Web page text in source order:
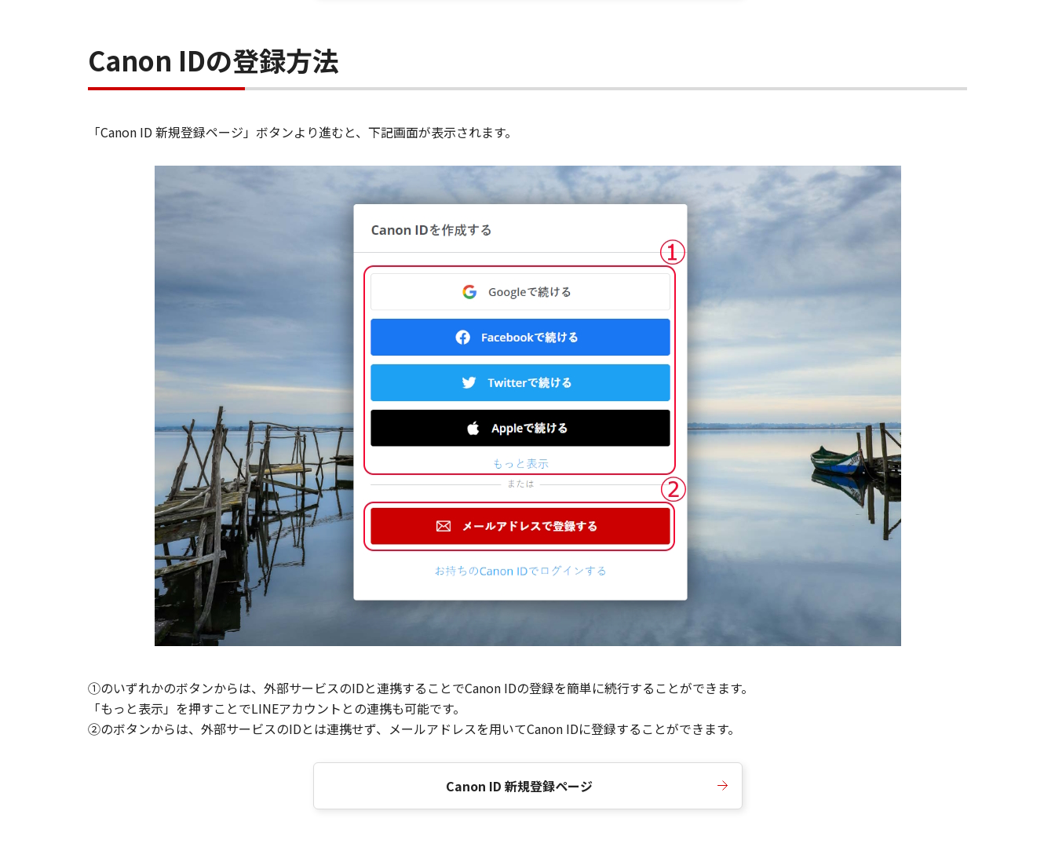
Canon IDの登録方法
「Canon ID 新規登録ページ」ボタンより進むと、下記画面が表示されます。
①のいずれかのボタンからは、外部サービスのIDと連携することでCanon IDの登録を簡単に続行することができます。
「もっと表示」を押すことでLINEアカウントとの連携も可能です。
②のボタンからは、外部サービスのIDとは連携せず、メールアドレスを用いてCanon IDに登録することができます。
Canon ID 新規登録ページ